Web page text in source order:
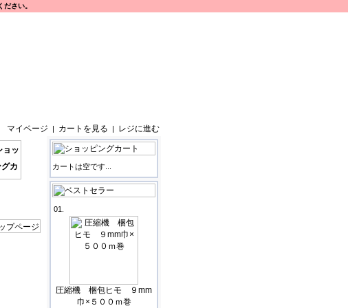
さい。
マイページ | カートを見る | レジに進む
カートは空です...
01.
圧縮機 梱包ヒモ ９mm
巾×５００ｍ巻